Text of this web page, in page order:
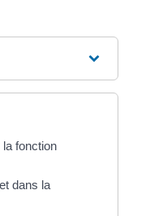
fonction
dans la